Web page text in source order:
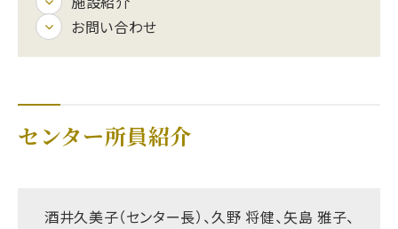
お問い合わせ
センター所員紹介
酒井久美子（センター長）、久野 将健、矢島 雅子、